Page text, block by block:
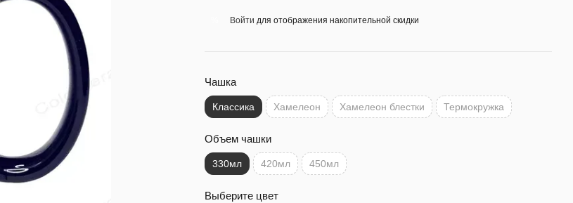
Войти для отображения накопительной скидки
Чашка
Классика Хамелеон Хамелеон блестки Термокружка
Объем чашки
330мл 420мл 450мл
Выберите цвет